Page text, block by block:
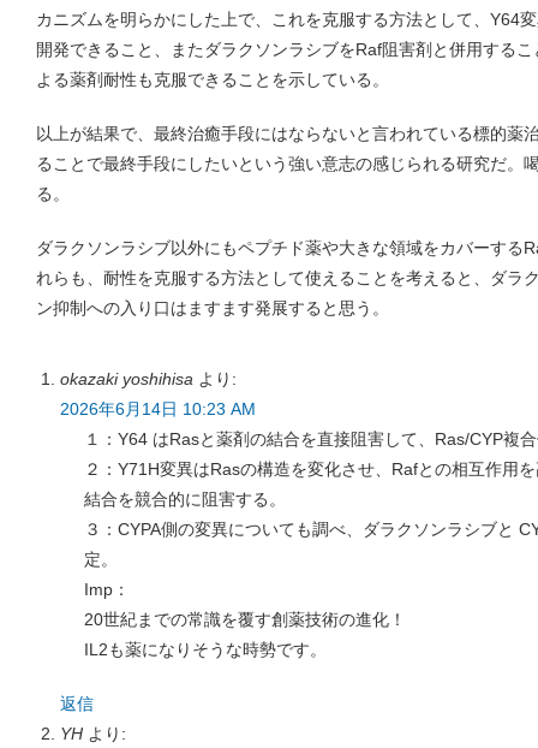
カニズムを明らかにした上で、これを克服する方法として、Y64
開発できること、またダラクソンラシブをRaf阻害剤と併用する
よる薬剤耐性も克服できることを示している。
以上が結果で、最終治癒手段にはならないと言われている標的薬
ることで最終手段にしたいという強い意志の感じられる研究だ。
る。
ダラクソンラシブ以外にもペプチド薬や大きな領域をカバーする
れらも、耐性を克服する方法として使えることを考えると、ダラ
ン抑制への入り口はますます発展すると思う。
okazaki yoshihisa より:
2026年6月14日 10:23 AM
１：Y64 はRasと薬剤の結合を直接阻害して、Ras/CYP複
２：Y71H変異はRasの構造を変化させ、Rafとの相互作用
結合を競合的に阻害する。
３：CYPA側の変異についても調べ、ダラクソンラシブと
定。
Imp：
20世紀までの常識を覆す創薬技術の進化！
IL2も薬になりそうな時勢です。
返信
YH より: